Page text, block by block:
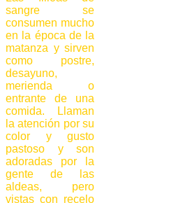
sangre se
consumen mucho
en la época de la
matanza y sirven
como postre,
desayuno,
merienda o
entrante de una
comida. Llaman
la atención por su
color y gusto
pastoso y son
adoradas por la
gente de las
aldeas, pero
vistas con recelo